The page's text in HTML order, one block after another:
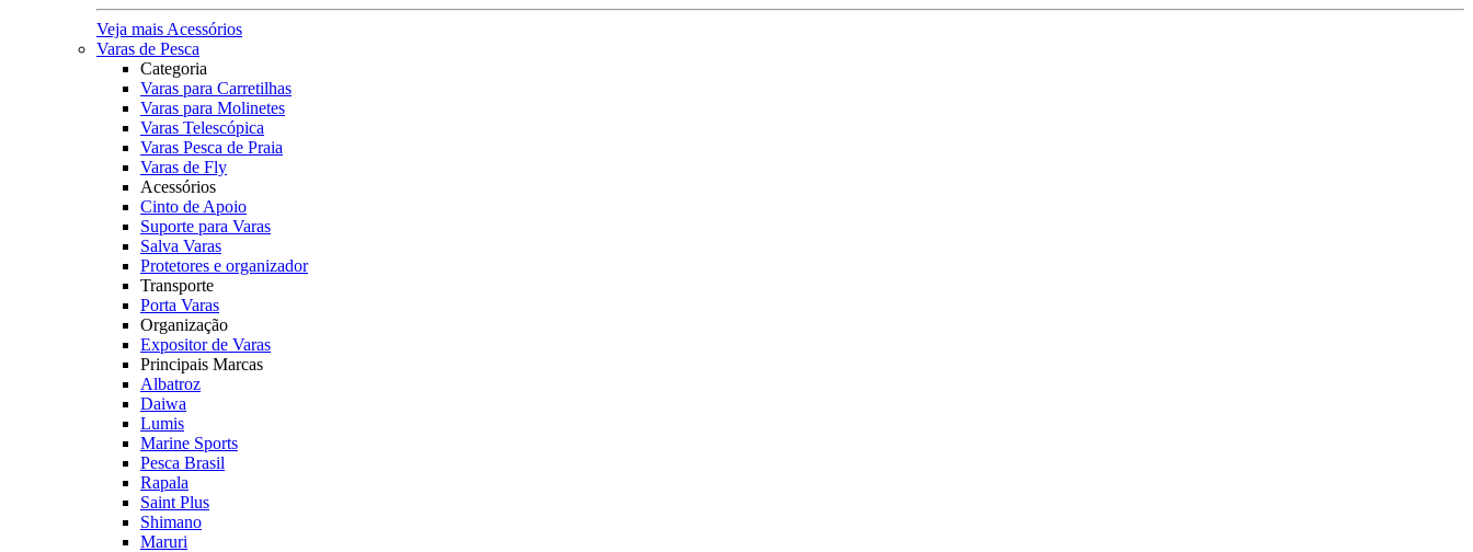
Veja mais Acessórios
Varas de Pesca
Categoria
Varas para Carretilhas
Varas para Molinetes
Varas Telescópica
Varas Pesca de Praia
Varas de Fly
Acessórios
Cinto de Apoio
Suporte para Varas
Salva Varas
Protetores e organizador
Transporte
Porta Varas
Organização
Expositor de Varas
Principais Marcas
Albatroz
Daiwa
Lumis
Marine Sports
Pesca Brasil
Rapala
Saint Plus
Shimano
Maruri